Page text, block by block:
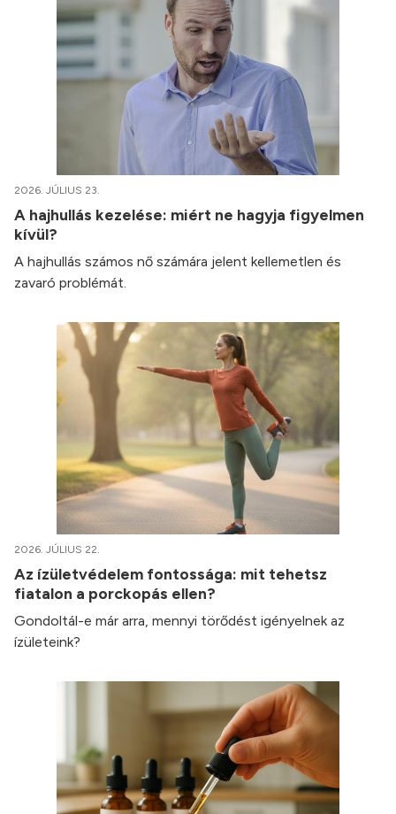
2026. JÚLIUS 23.
A hajhullás kezelése: miért ne hagyja figyelmen
kívül?
A hajhullás számos nő számára jelent kellemetlen és
zavaró problémát.
2026. JÚLIUS 22.
Az ízületvédelem fontossága: mit tehetsz
fiatalon a porckopás ellen?
Gondoltál-e már arra, mennyi törődést igényelnek az
ízületeink?